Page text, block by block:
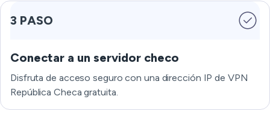
3 PASO
Conectar a un servidor checo
Disfruta de acceso seguro con una dirección IP de VPN
República Checa gratuita.